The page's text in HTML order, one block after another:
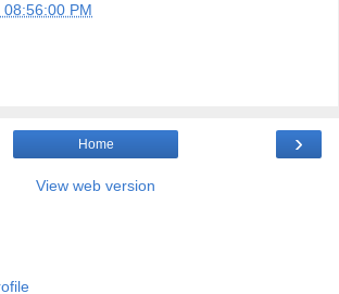
PM
›
Home
View web version